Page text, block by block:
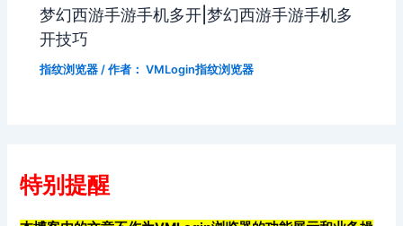
梦幻西游手游手机多开|梦幻西游手游手机多
开技巧
指纹浏览器 / 作者： VMLogin指纹浏览器
特别提醒